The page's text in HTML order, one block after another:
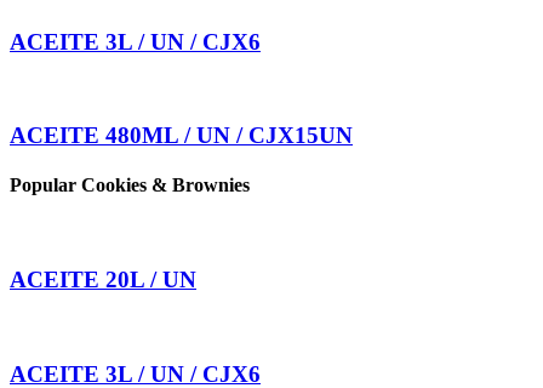
ACEITE 3L / UN / CJX6
ACEITE 480ML / UN / CJX15UN
Popular Cookies & Brownies
ACEITE 20L / UN
ACEITE 3L / UN / CJX6